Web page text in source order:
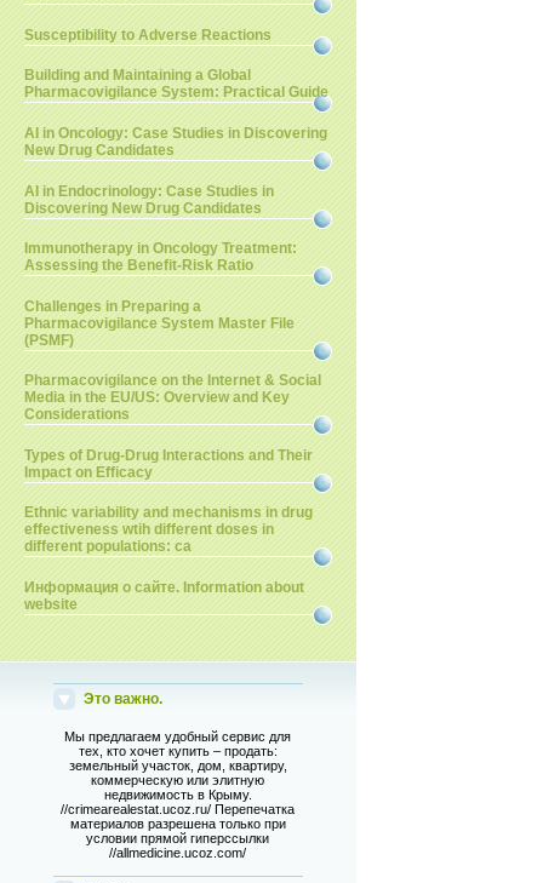
Susceptibility to Adverse Reactions
Building and Maintaining a Global
Pharmacovigilance System: Practical Guide
AI in Oncology: Case Studies in Discovering
New Drug Candidates
AI in Endocrinology: Case Studies in
Discovering New Drug Candidates
Immunotherapy in Oncology Treatment:
Assessing the Benefit-Risk Ratio
Challenges in Preparing a
Pharmacovigilance System Master File
(PSMF)
Pharmacovigilance on the Internet & Social
Media in the EU/US: Overview and Key
Considerations
Types of Drug-Drug Interactions and Their
Impact on Efficacy
Ethnic variability and mechanisms in drug
effectiveness wtih different doses in
different populations: ca
Информация о сайте. Information about
website
Это важно.
Мы предлагаем удобный сервис для
тех, кто хочет купить – продать:
земельный участок, дом, квартиру,
коммерческую или элитную
недвижимость в Крыму.
//crimearealestat.ucoz.ru/ Перепечатка
материалов разрешена только при
условии прямой гиперссылки
//allmedicine.ucoz.com/